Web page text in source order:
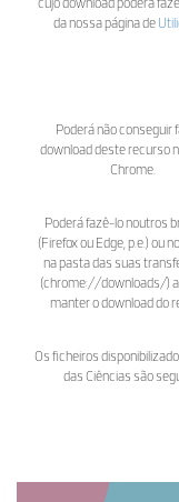
da nossa página de
Poderá não conseguir
download deste recurso
Chrome.
Poderá fazê-lo noutros
(Firefox ou Edge, p.e.) ou
na pasta das suas
(chrome://downloads/)
manter o download do
Os ficheiros
das Ciências são